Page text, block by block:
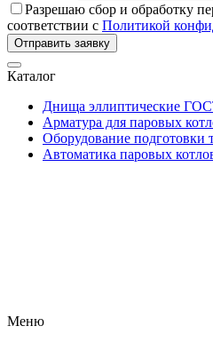
Разрешаю сбор и обработку
соответствии с Политикой
Отправить заявку
Каталог
Днища эллиптические
Арматура для паровых
Оборудование подготовки
Автоматика паровых
Меню